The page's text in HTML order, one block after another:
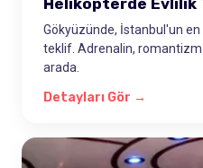
Gökyüzünde, İstanbul'un
teklif. Adrenalin,
arada.
Detayları Gör →